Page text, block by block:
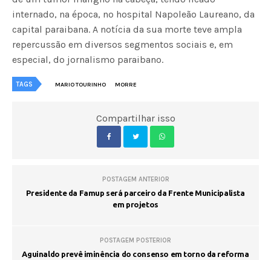
internado, na época, no hospital Napoleão Laureano, da
capital paraibana. A notícia da sua morte teve ampla
repercussão em diversos segmentos sociais e, em
especial, do jornalismo paraibano.
TAGS MARIO TOURINHO MORRE
Compartilhar isso
POSTAGEM ANTERIOR
Presidente da Famup será parceiro da Frente Municipalista
em projetos
POSTAGEM POSTERIOR
Aguinaldo prevê iminência do consenso em torno da reforma